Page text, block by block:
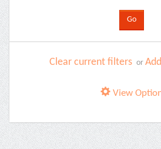
Clear current filters or
View